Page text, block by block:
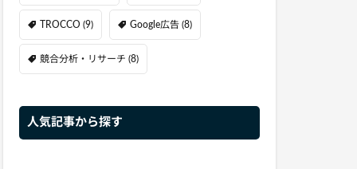
TROCCO (9) Google広告 (8)
競合分析・リサーチ (8)
人気記事から探す